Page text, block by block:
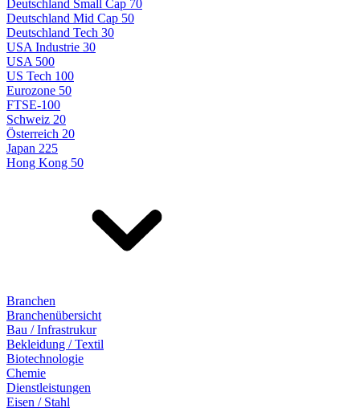
Deutschland Small Cap 70
Deutschland Mid Cap 50
Deutschland Tech 30
USA Industrie 30
USA 500
US Tech 100
Eurozone 50
FTSE-100
Schweiz 20
Österreich 20
Japan 225
Hong Kong 50
Branchen
Branchenübersicht
Bau / Infrastrukur
Bekleidung / Textil
Biotechnologie
Chemie
Dienstleistungen
Eisen / Stahl